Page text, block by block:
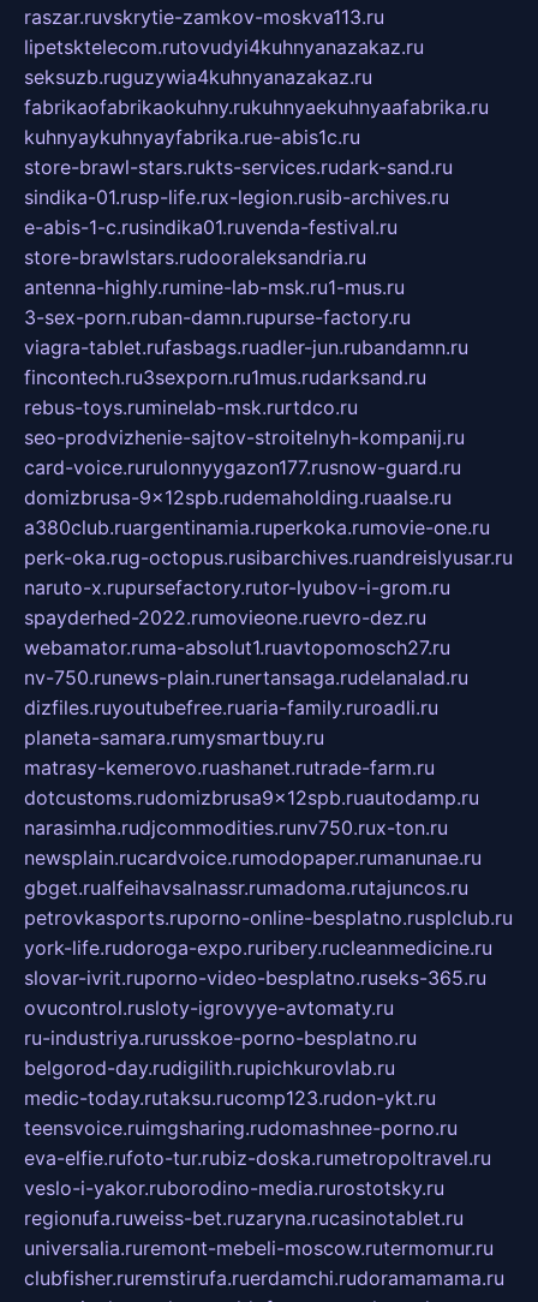
raszar.ruvskrytie-zamkov-moskva113.ru
lipetsktelecom.rutovudyi4kuhnyanazakaz.ru
seksuzb.ruguzywia4kuhnyanazakaz.ru
fabrikaofabrikaokuhny.rukuhnyaekuhnyaafabrika.ru
kuhnyaykuhnyayfabrika.rue-abis1c.ru
store-brawl-stars.rukts-services.rudark-sand.ru
sindika-01.rusp-life.rux-legion.rusib-archives.ru
e-abis-1-c.rusindika01.ruvenda-festival.ru
store-brawlstars.rudooraleksandria.ru
antenna-highly.rumine-lab-msk.ru1-mus.ru
3-sex-porn.ruban-damn.rupurse-factory.ru
viagra-tablet.rufasbags.ruadler-jun.rubandamn.ru
fincontech.ru3sexporn.ru1mus.rudarksand.ru
rebus-toys.ruminelab-msk.rurtdco.ru
seo-prodvizhenie-sajtov-stroitelnyh-kompanij.ru
card-voice.rurulonnyygazon177.rusnow-guard.ru
domizbrusa-9x12spb.rudemaholding.ruaalse.ru
a380club.ruargentinamia.ruperkoka.rumovie-one.ru
perk-oka.rug-octopus.rusibarchives.ruandreislyusar.ru
naruto-x.rupursefactory.rutor-lyubov-i-grom.ru
spayderhed-2022.rumovieone.ruevro-dez.ru
webamator.ruma-absolut1.ruavtopomosch27.ru
nv-750.runews-plain.runertansaga.rudelanalad.ru
dizfiles.ruyoutubefree.ruaria-family.ruroadli.ru
planeta-samara.rumysmartbuy.ru
matrasy-kemerovo.ruashanet.rutrade-farm.ru
dotcustoms.rudomizbrusa9x12spb.ruautodamp.ru
narasimha.rudjcommodities.runv750.rux-ton.ru
newsplain.rucardvoice.rumodopaper.rumanunae.ru
gbget.rualfeihavsalnassr.rumadoma.rutajuncos.ru
petrovkasports.ruporno-online-besplatno.rusplclub.ru
york-life.rudoroga-expo.ruribery.rucleanmedicine.ru
slovar-ivrit.ruporno-video-besplatno.ruseks-365.ru
ovucontrol.rusloty-igrovyye-avtomaty.ru
ru-industriya.rurusskoe-porno-besplatno.ru
belgorod-day.rudigilith.rupichkurovlab.ru
medic-today.rutaksu.rucomp123.rudon-ykt.ru
teensvoice.ruimgsharing.rudomashnee-porno.ru
eva-elfie.rufoto-tur.rubiz-doska.rumetropoltravel.ru
veslo-i-yakor.ruborodino-media.rurostotsky.ru
regionufa.ruweiss-bet.ruzaryna.rucasinotablet.ru
universalia.ruremont-mebeli-moscow.rutermomur.ru
clubfisher.ruremstirufa.ruerdamchi.rudoramamama.ru